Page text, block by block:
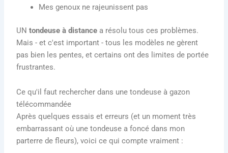
Mes genoux ne rajeunissent pas
UNtondeuse à distance a résolu tous ces problèmes.
Mais - et c'est important - tous les modèles ne gèrent
pas bien les pentes, et certains ont des limites de portée
frustrantes.
Ce qu'il faut rechercher dans une tondeuse à gazon
télécommandée
Après quelques essais et erreurs (et un moment très
embarrassant où une tondeuse a foncé dans mon
parterre de fleurs), voici ce qui compte vraiment :